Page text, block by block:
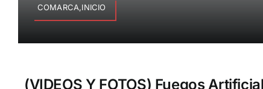
COMARCA,INICIO
(VIDEOS Y FOTOS) Fuegos